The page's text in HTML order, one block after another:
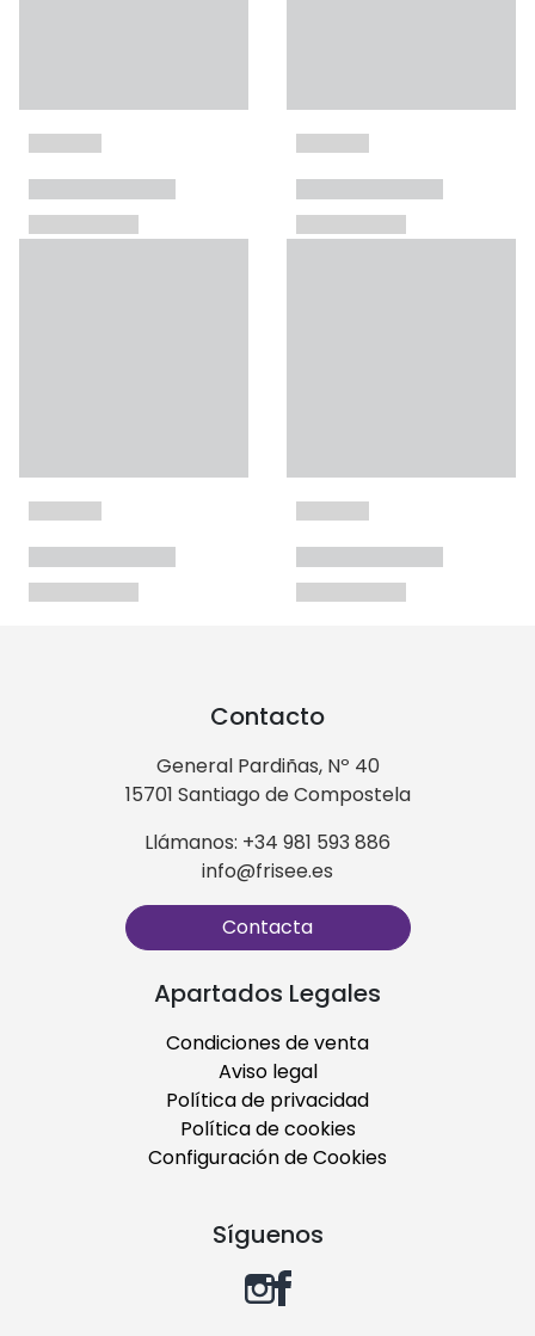
Contacto
General Pardiñas, Nº 40
15701 Santiago de Compostela
Llámanos: +34 981 593 886
info@frisee.es
Contacta
Apartados Legales
Condiciones de venta
Aviso legal
Política de privacidad
Política de cookies
Configuración de Cookies
Síguenos